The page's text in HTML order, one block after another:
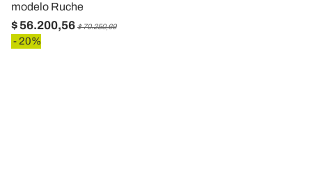
modelo Ruche
$ 56.200,56 $ 70.250,69
- 20%